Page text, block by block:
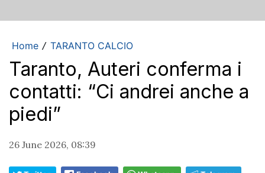
Home / TARANTO CALCIO
Taranto, Auteri conferma i
contatti: “Ci andrei anche a
piedi”
26 June 2026, 08:39